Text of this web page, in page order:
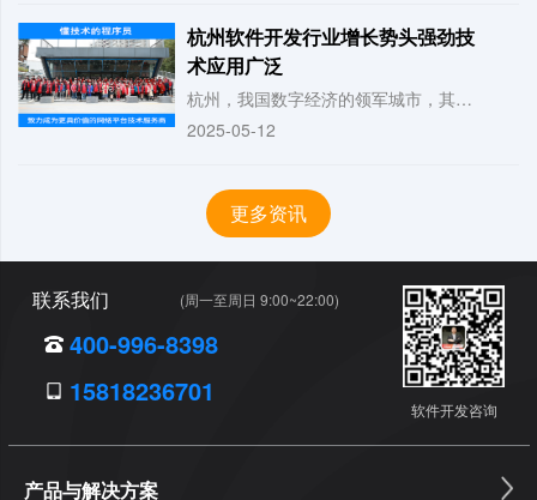
杭州软件开发行业增长势头强劲技
术应用广泛
杭州，我国数字经济的领军城市，其软件开发行业近年来呈现出强劲的增长势头。据相关数
2025-05-12
更多资讯
联系我们 (周一至周日 9:00~22:00)
400-996-8398
15818236701
软件开发咨询
产品与解决方案